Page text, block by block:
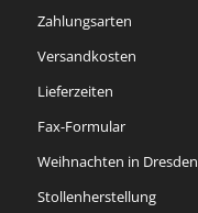
Zahlungsarten
Versandkosten
Lieferzeiten
Fax-Formular
Weihnachten in Dresden
Stollenherstellung